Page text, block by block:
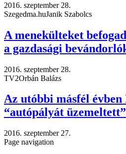
2016. szeptember 28.
Szegedma.huJanik Szabolcs
A menekülteket
a gazdasági
2016. szeptember 28.
TV2Orbán Balázs
Az utóbbi másfél évben
“autópályát üzemeltett”
2016. szeptember 27.
Page navigation